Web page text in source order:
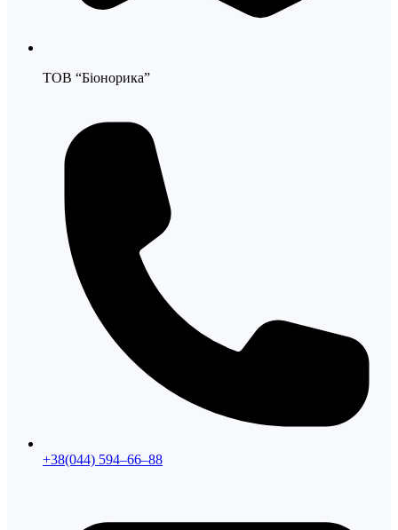
ТОВ “Біонорика”
+38(044) 594–66–88